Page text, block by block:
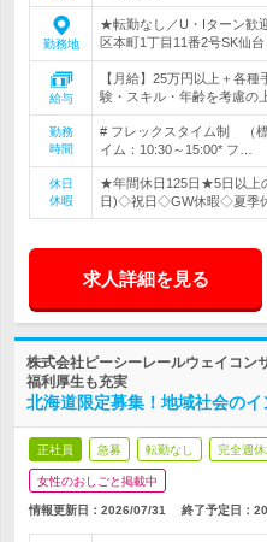
勤務地
★転勤なし／U・Iターン歓
区本町1丁目11番2号SK仙台
給与
【月給】25万円以上＋各
験・スキル・年齢を考慮の
勤務
時間
# フレックスタイム制 （
イム：10:30～15:00* フ…
休日
休暇
★年間休日125日★5日以上
日)◇祝日◇GW休暇◇夏季
求人詳細を見る
株式会社ピーシーレールウェイコン
福利厚生も充実
北海道限定募集！地域社会のイ
正社員 急募 転勤なし 完全週休
女性のおしごと掲載中
情報更新日：2026/07/31 終了予定日：